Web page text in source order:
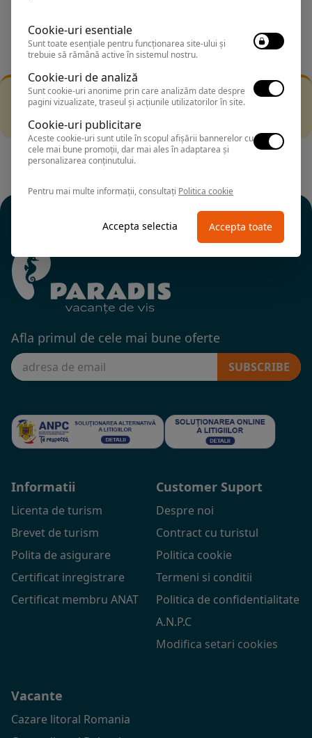
Filtrarea nu a returnat niciun rezultat
Incearca sa folosesti o cautarea mai generala sau alege
alte fitre.
Afla primul de cele mai bune oferte
SUBSCRIBE
Informatii
Licenta de turism
Brevet de turism
Polita de asigurare
Certificat inregistrare
Certificat membru ANAT
Customer Suport
Despre noi
Contract cu turistul
Politica cookie
Termeni si conditii
Politica de confidentialitate
A.N.P.C
Modifica setari cookies
Vacante
Cazare litoral Romania
Cookie-uri esentiale
Sunt toate esențiale pentru funcționarea site-ului și
trebuie să rămână active în sistemul nostru.
Cookie-uri de analiză
Sunt cookie-uri anonime prin care analizăm date despre
pagini vizualizate, traseul și acțiunile utilizatorilor în site.
Cookie-uri publicitare
Aceste cookie-uri sunt utile în scopul afișării bannerelor cu
cele mai bune promoții, dar mai ales în adaptarea și
personalizarea conținutului.
Pentru mai multe informații, consultați Politica cookie
Accepta selectia Accepta toate